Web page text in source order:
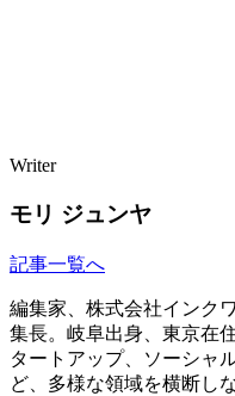
Writer
モリ ジュンヤ
記事一覧へ
編集家、株式会社インク
集長。岐阜出身、東京在
タートアップ、ソーシャ
ど、多様な領域を横断し